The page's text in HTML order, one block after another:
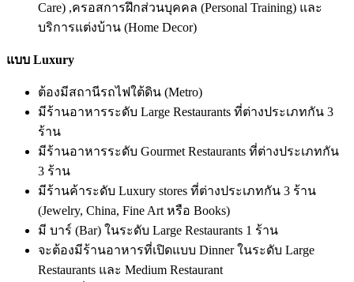
Care) ,ครอสการฝึกส่วนบุคคล (Personal Training) และ
บริการแต่งบ้าน (Home Decor)
แบบ Luxury
ต้องมีสถานีรถไฟใต้ดิน (Metro)
มีร้านอาหารระดับ Large Restaurants ที่ต่างประเภทกัน 3
ร้าน
มีร้านอาหารระดับ Gourmet Restaurants ที่ต่างประเภทกัน
3 ร้าน
มีร้านค้าระดับ Luxury stores ที่ต่างประเภทกัน 3 ร้าน
(Jewelry, China, Fine Art หรือ Books)
มี บาร์ (Bar) ในระดับ Large Restaurants 1 ร้าน
จะต้องมีร้านอาหารที่เปิดแบบ Dinner ในระดับ Large
Restaurants และ Medium Restaurant